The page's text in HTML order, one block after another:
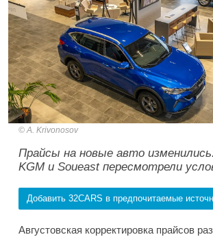
A. Krivonosov
Прайсы на новые авто
KGM и Soueast пересмотрели
Добавить 32CARS в предпочитаемые
Августовская корректировка прайсов